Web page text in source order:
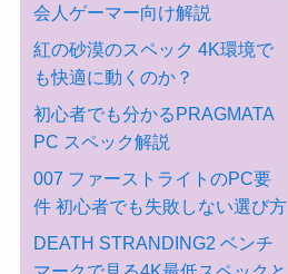
会人ゲーマー向け解説
紅の砂漠のスペック 4K環境で
も快適に動くのか？
初心者でも分かるPRAGMATA
PC スペック解説
007 ファーストライトのPC要
件 初心者でも失敗しない選び方
DEATH STRANDING2 ベンチ